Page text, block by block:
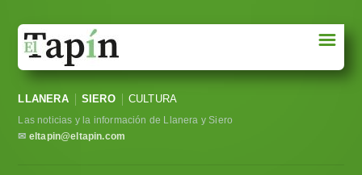
Sociedad
Política
☰
LLANERA SIERO CULTURA
Las noticias y la información de Llanera y Siero
✉ eltapin@eltapin.com